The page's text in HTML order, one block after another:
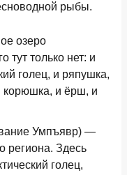
рыбы.
озеро
тут только нет: и
голец, и ряпушка,
корюшка, и ёрш, и
Умпъявр) —
региона. Здесь
голец,